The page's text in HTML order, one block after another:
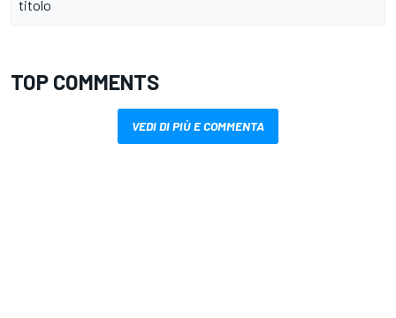
titolo
TOP COMMENTS
VEDI DI PIÙ E COMMENTA